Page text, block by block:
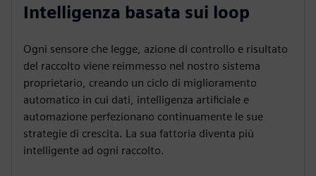
Intelligenza basata sui loop
Ogni sensore che legge, azione di controllo e risultato
del raccolto viene reimmesso nel nostro sistema
proprietario, creando un ciclo di miglioramento
automatico in cui dati, intelligenza artificiale e
automazione perfezionano continuamente le sue
strategie di crescita. La sua fattoria diventa più
intelligente ad ogni raccolto.